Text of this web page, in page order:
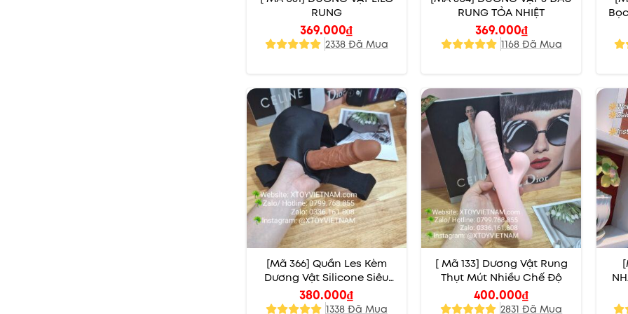
RUNG
369.000₫
2338 Đã Mua
RUNG TỎA NHIỆT
369.000₫
1168 Đã Mua
[Mã 366] Quần Les Kèm
Dương Vật Silicone Siêu
Mềm
380.000₫
1338 Đã Mua
[ Mã 133] Dương Vật Rung
Thụt Mút Nhiều Chế Độ
400.000₫
2831 Đã Mua